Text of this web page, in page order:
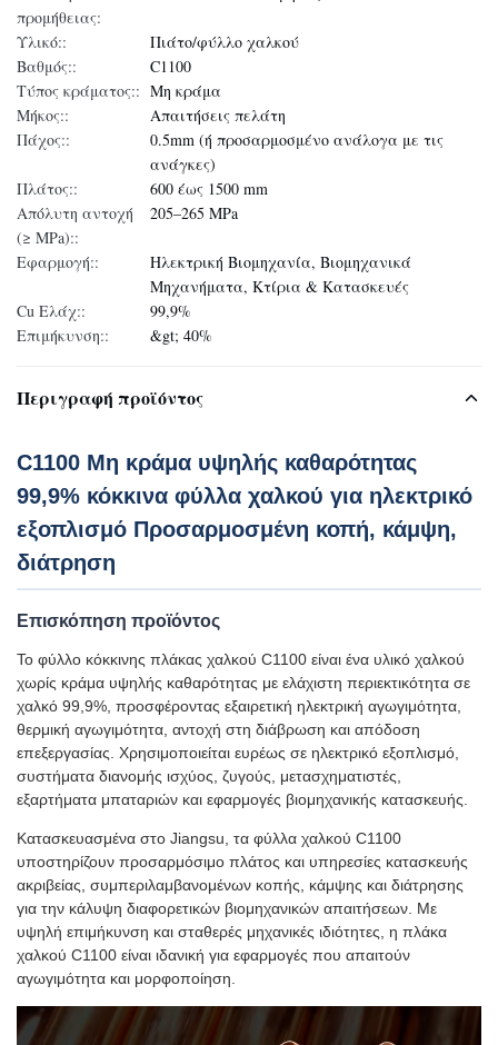
προμήθειας:
Υλικό::
Πιάτο/φύλλο χαλκού
Βαθμός::
C1100
Τύπος κράματος:: Μη κράμα
Μήκος::
Απαιτήσεις πελάτη
Πάχος::
0.5mm (ή προσαρμοσμένο ανάλογα με τις
ανάγκες)
Πλάτος::
600 έως 1500 mm
Απόλυτη αντοχή
(≥ MPa)::
205–265 MPa
Εφαρμογή::
Ηλεκτρική Βιομηχανία, Βιομηχανικά
Μηχανήματα, Κτίρια & Κατασκευές
Cu Ελάχ::
99,9%
Επιμήκυνση::
&gt; 40%
Περιγραφή προϊόντος
C1100 Μη κράμα υψηλής καθαρότητας
99,9% κόκκινα φύλλα χαλκού για ηλεκτρικό
εξοπλισμό Προσαρμοσμένη κοπή, κάμψη,
διάτρηση
Επισκόπηση προϊόντος
Το φύλλο κόκκινης πλάκας χαλκού C1100 είναι ένα υλικό χαλκού
χωρίς κράμα υψηλής καθαρότητας με ελάχιστη περιεκτικότητα σε
χαλκό 99,9%, προσφέροντας εξαιρετική ηλεκτρική αγωγιμότητα,
θερμική αγωγιμότητα, αντοχή στη διάβρωση και απόδοση
επεξεργασίας. Χρησιμοποιείται ευρέως σε ηλεκτρικό εξοπλισμό,
συστήματα διανομής ισχύος, ζυγούς, μετασχηματιστές,
εξαρτήματα μπαταριών και εφαρμογές βιομηχανικής κατασκευής.
Κατασκευασμένα στο Jiangsu, τα φύλλα χαλκού C1100
υποστηρίζουν προσαρμόσιμο πλάτος και υπηρεσίες κατασκευής
ακριβείας, συμπεριλαμβανομένων κοπής, κάμψης και διάτρησης
για την κάλυψη διαφορετικών βιομηχανικών απαιτήσεων. Με
υψηλή επιμήκυνση και σταθερές μηχανικές ιδιότητες, η πλάκα
χαλκού C1100 είναι ιδανική για εφαρμογές που απαιτούν
αγωγιμότητα και μορφοποίηση.